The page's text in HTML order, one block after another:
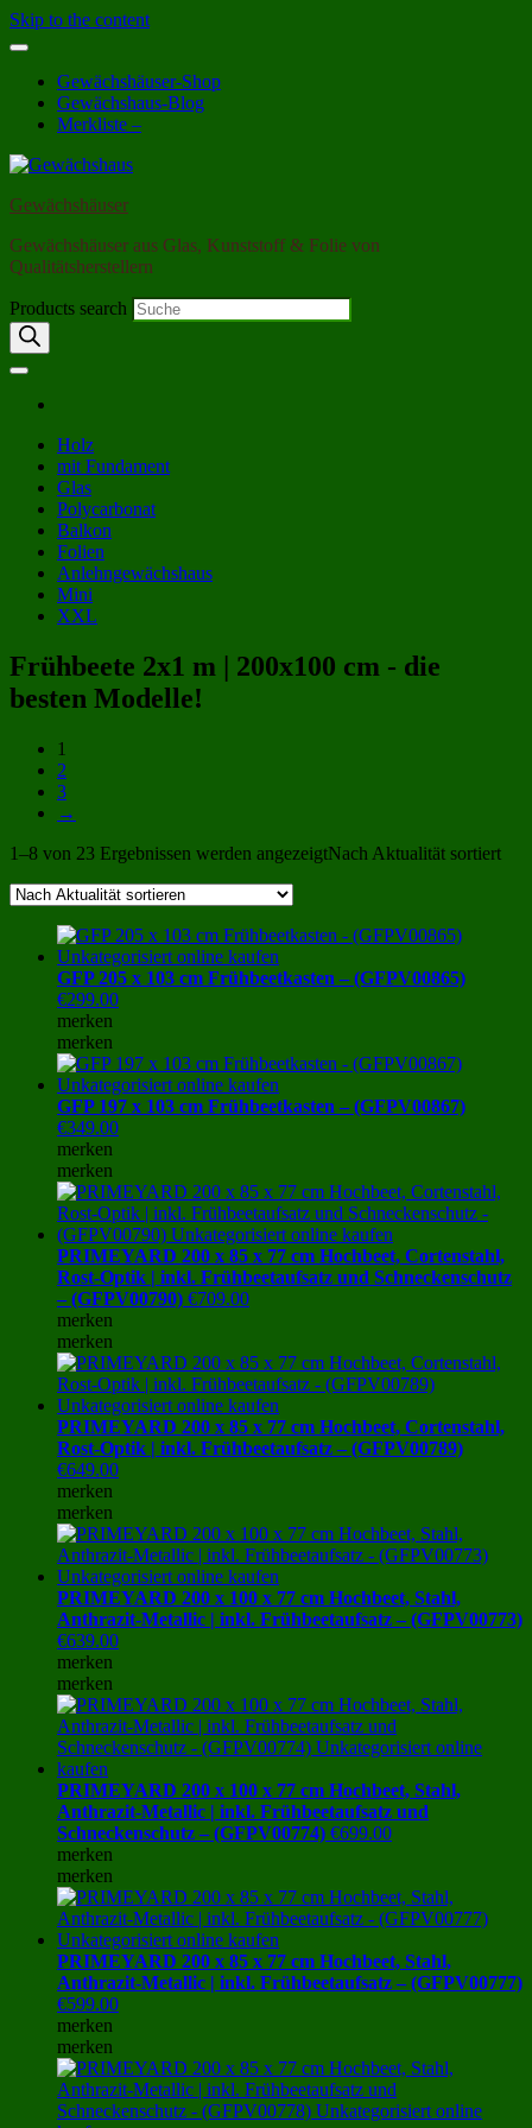
Skip to the content
Gewächshäuser-Shop
Gewächshaus-Blog
Merkliste –
Gewächshäuser
Gewächshäuser aus Glas, Kunststoff & Folie von
Qualitätsherstellern
Products search
Holz
mit Fundament
Glas
Polycarbonat
Balkon
Folien
Anlehngewächshaus
Mini
XXL
Frühbeete 2x1 m | 200x100 cm - die
besten Modelle!
1
2
3
→
1–8 von 23 Ergebnissen werden angezeigtNach Aktualität sortiert
GFP 205 x 103 cm Frühbeetkasten – (GFPV00865)
€299.00
merken
merken
GFP 197 x 103 cm Frühbeetkasten – (GFPV00867)
€349.00
merken
merken
PRIMEYARD 200 x 85 x 77 cm Hochbeet, Cortenstahl,
Rost-Optik | inkl. Frühbeetaufsatz und Schneckenschutz
– (GFPV00790) €709.00
merken
merken
PRIMEYARD 200 x 85 x 77 cm Hochbeet, Cortenstahl,
Rost-Optik | inkl. Frühbeetaufsatz – (GFPV00789)
€649.00
merken
merken
PRIMEYARD 200 x 100 x 77 cm Hochbeet, Stahl,
Anthrazit-Metallic | inkl. Frühbeetaufsatz – (GFPV00773)
€639.00
merken
merken
PRIMEYARD 200 x 100 x 77 cm Hochbeet, Stahl,
Anthrazit-Metallic | inkl. Frühbeetaufsatz und
Schneckenschutz – (GFPV00774) €699.00
merken
merken
PRIMEYARD 200 x 85 x 77 cm Hochbeet, Stahl,
Anthrazit-Metallic | inkl. Frühbeetaufsatz – (GFPV00777)
€599.00
merken
merken